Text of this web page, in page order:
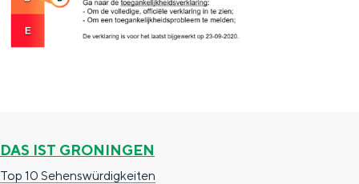
Eine Woche in der Stadt und auf dem
Land
DAS IST GRONINGEN
Top 10 Sehenswürdigkeiten